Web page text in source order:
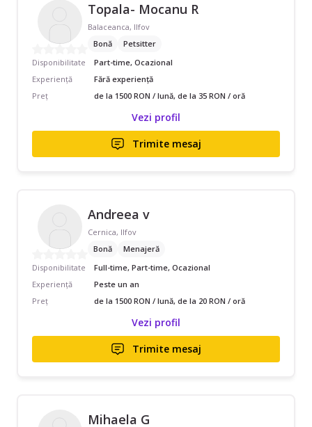
Topala- Mocanu R
Balaceanca, Ilfov
Bonă
Petsitter
Disponibilitate
Part-time, Ocazional
Experiență
Fără experiență
Preț
de la 1500 RON / lună, de la 35 RON / oră
Vezi profil
Trimite mesaj
Andreea v
Cernica, Ilfov
Bonă
Menajeră
Disponibilitate
Full-time, Part-time, Ocazional
Experiență
Peste un an
Preț
de la 1500 RON / lună, de la 20 RON / oră
Vezi profil
Trimite mesaj
Mihaela G